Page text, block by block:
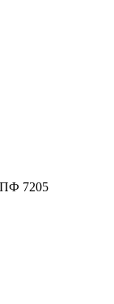
7205